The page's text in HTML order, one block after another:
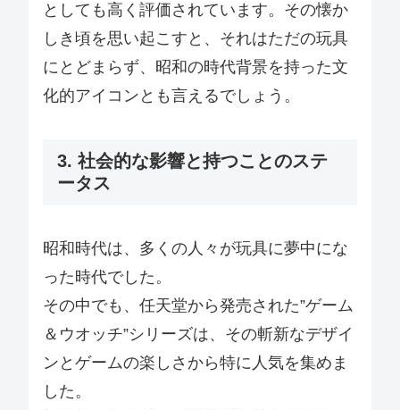
としても高く評価されています。その懐か
しき頃を思い起こすと、それはただの玩具
にとどまらず、昭和の時代背景を持った文
化的アイコンとも言えるでしょう。
3. 社会的な影響と持つことのステ
ータス
昭和時代は、多くの人々が玩具に夢中にな
った時代でした。
その中でも、任天堂から発売された”ゲーム
＆ウオッチ”シリーズは、その斬新なデザイ
ンとゲームの楽しさから特に人気を集めま
した。